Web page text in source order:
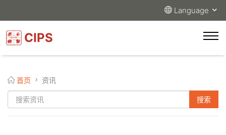
Language
CIPS
首页 资讯